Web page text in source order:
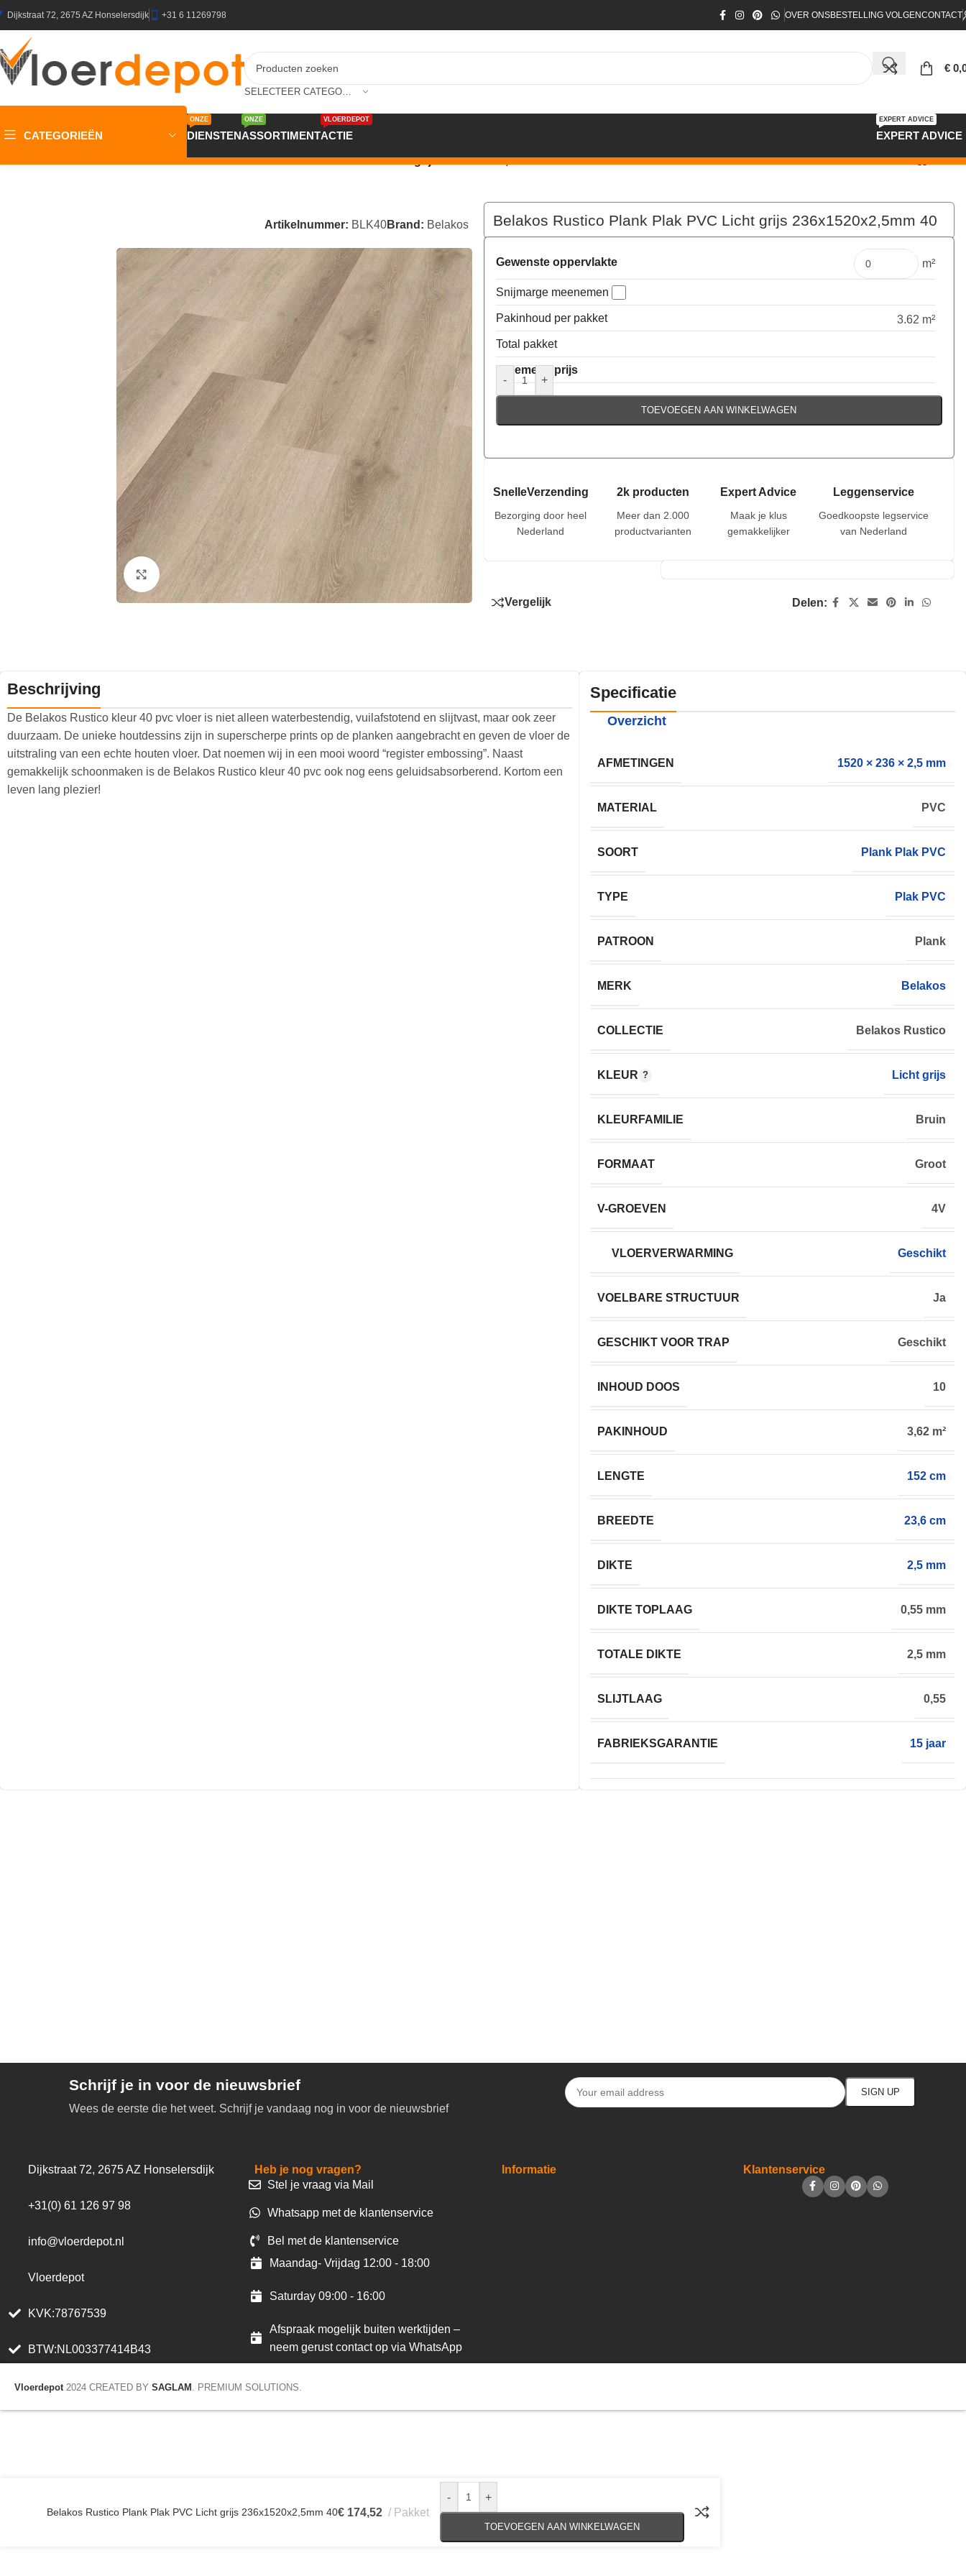
Dijkstraat 72, 2675 AZ Honselersdijk +31 6 11269798 OVER ONSBESTELLING VOLGENCONTACT
€
CATEGORIEËN DIENSTEN
ONZE
ASSORTIMENT
ONZE
ACTIE
VLOERDEPOT
EXPERT ADVICE
EXPERT ADVICE
PVC Vloeren/Belakos Rustico Plank Plak PVC Licht grijs 236x1520x2,5mm 40
Artikelnummer: BLK40Brand: Belakos
Klik om te vergroten
Belakos Rustico Plank Plak PVC Licht grijs 236x1520x2,5mm 40
€174,52 Pakket
Gewenste oppervlakte m²
Snijmarge meenemen
Pakinhoud per pakket
3.62 m²
Total pakket
Algemene prijs
-
+
TOEVOEGEN AAN WINKELWAGEN
SnelleVerzending
Bezorging door heel
Nederland
2k producten
Meer dan 2.000
productvarianten
Expert Advice
Maak je klus
gemakkelijker
Leggenservice
Goedkoopste legservice
van Nederland
Vergelijk Delen:
Beschrijving
De Belakos Rustico kleur 40 pvc vloer is niet alleen waterbestendig, vuilafstotend en slijtvast, maar ook zeer
duurzaam. De unieke houtdessins zijn in superscherpe prints op de planken aangebracht en geven de vloer de
uitstraling van een echte houten vloer. Dat noemen wij in een mooi woord “register embossing”. Naast
gemakkelijk schoonmaken is de Belakos Rustico kleur 40 pvc ook nog eens geluidsabsorberend. Kortom een
leven lang plezier!
Specificatie
Overzicht
AFMETINGEN 1520 × 236 × 2,5 mm
MATERIAL PVC
SOORT Plank Plak PVC
TYPE Plak PVC
PATROON Plank
MERK Belakos
COLLECTIE Belakos Rustico
KLEUR Licht grijs
KLEURFAMILIE Bruin
FORMAAT Groot
V-GROEVEN 4V
VLOERVERWARMING Geschikt
VOELBARE STRUCTUUR Ja
GESCHIKT VOOR TRAP Geschikt
INHOUD DOOS 10
PAKINHOUD 3,62 m²
LENGTE 152 cm
BREEDTE 23,6 cm
DIKTE 2,5 mm
DIKTE TOPLAAG 0,55 mm
TOTALE DIKTE 2,5 mm
SLIJTLAAG 0,55
FABRIEKSGARANTIE 15 jaar
Schrijf je in voor de nieuwsbrief
Wees de eerste die het weet. Schrijf je vandaag nog in voor de nieuwsbrief
Dijkstraat 72, 2675 AZ Honselersdijk
+31(0) 61 126 97 98
info@vloerdepot.nl
Vloerdepot
KVK:78767539
BTW:NL003377414B43
Heb je nog vragen?
Stel je vraag via Mail
Whatsapp met de klantenservice
Bel met de klantenservice
Maandag- Vrijdag 12:00 - 18:00
Saturday 09:00 - 16:00
Afspraak mogelijk buiten werktijden –
neem gerust contact op via WhatsApp
Informatie Klantenservice
Vloerdepot 2024 CREATED BY SAGLAM . PREMIUM SOLUTIONS.
Belakos Rustico Plank Plak PVC Licht grijs 236x1520x2,5mm 40€ 174,52 Pakket
- +
TOEVOEGEN AAN WINKELWAGEN